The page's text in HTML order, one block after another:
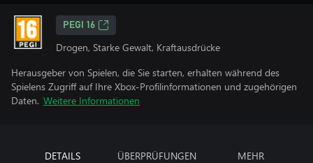
PEGI 16
Drogen, Starke Gewalt, Kraftausdrücke
Herausgeber von Spielen, die Sie starten, erhalten während des
Spielens Zugriff auf Ihre Xbox-Profilinformationen und zugehörigen
Daten. Weitere Informationen
DETAILS ÜBERPRÜFUNGEN MEHR